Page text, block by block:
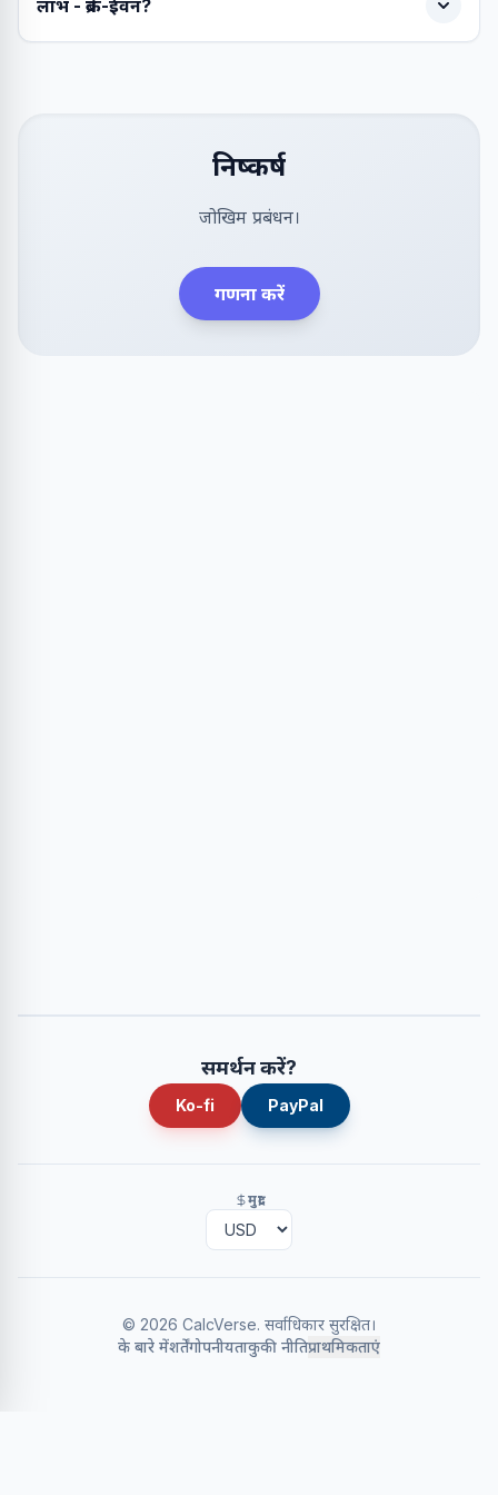
लाभ - ब्रेक-ईवन?
निष्कर्ष
जोखिम प्रबंधन।
गणना करें
समर्थन करें?
Ko-fi PayPal
मुद्रा
© 2026 CalcVerse. सर्वाधिकार सुरक्षित।
के बारे मेंशर्तेंगोपनीयताकुकी नीतिप्राथमिकताएं